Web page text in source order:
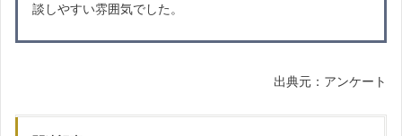
談しやすい雰囲気でした。
出典元：アンケート